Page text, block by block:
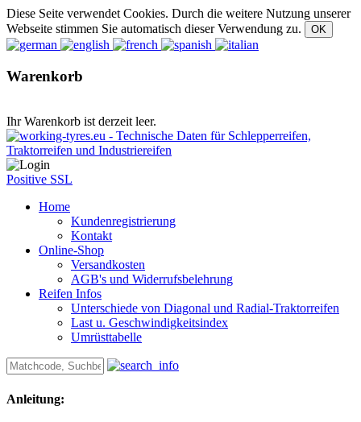
Diese Seite verwendet Cookies. Durch die weitere Nutzung unserer
Webseite stimmen Sie automatisch dieser Verwendung zu.
Warenkorb
Ihr Warenkorb ist derzeit leer.
Positive SSL
Home
Kundenregistrierung
Kontakt
Online-Shop
Versandkosten
AGB's und Widerrufsbelehrung
Reifen Infos
Unterschiede von Diagonal und Radial-Traktorreifen
Last u. Geschwindigkeitsindex
Umrüsttabelle
Anleitung: